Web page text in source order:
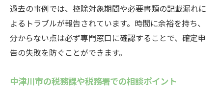
過去の事例では、控除対象期間や必要書類の記載漏れに
よるトラブルが報告されています。時間に余裕を持ち、
分からない点は必ず専門窓口に確認することで、確定申
告の失敗を防ぐことができます。
中津川市の税務課や税務署での相談ポイント